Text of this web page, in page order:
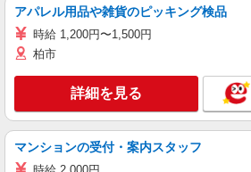
アパレル用品や雑貨のピッキング検品
時給 1,200円〜1,500円
柏市
詳細を見る
マンションの受付・案内スタッフ